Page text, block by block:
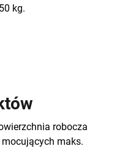
kg.
robocza
maks.